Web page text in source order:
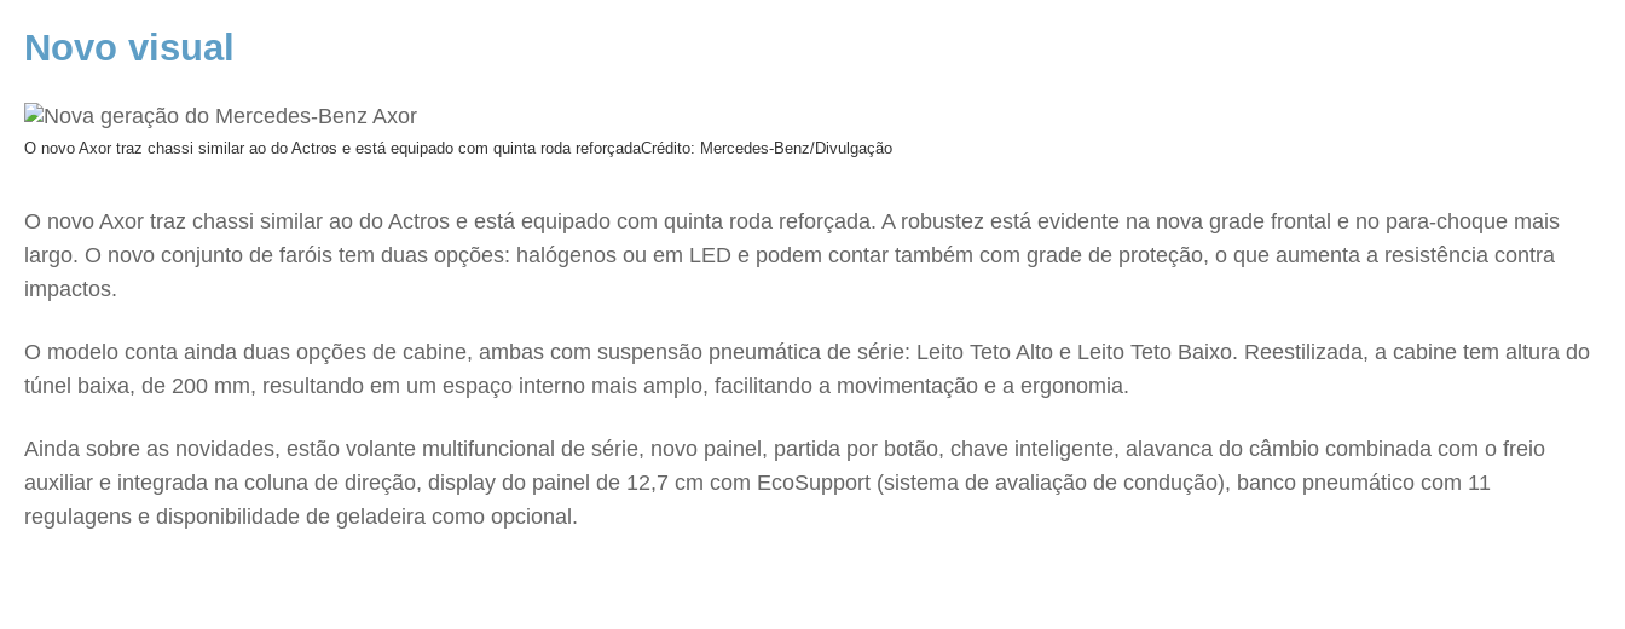
Novo visual
O novo Axor traz chassi similar ao do Actros e está equipado com quinta roda reforçadaCrédito: Mercedes-Benz/Divulgação
O novo Axor traz chassi similar ao do Actros e está equipado com quinta roda reforçada. A robustez está evidente na nova grade frontal e no para-choque mais
largo. O novo conjunto de faróis tem duas opções: halógenos ou em LED e podem contar também com grade de proteção, o que aumenta a resistência contra
impactos.
O modelo conta ainda duas opções de cabine, ambas com suspensão pneumática de série: Leito Teto Alto e Leito Teto Baixo. Reestilizada, a cabine tem altura do
túnel baixa, de 200 mm, resultando em um espaço interno mais amplo, facilitando a movimentação e a ergonomia.
Ainda sobre as novidades, estão volante multifuncional de série, novo painel, partida por botão, chave inteligente, alavanca do câmbio combinada com o freio
auxiliar e integrada na coluna de direção, display do painel de 12,7 cm com EcoSupport (sistema de avaliação de condução), banco pneumático com 11
regulagens e disponibilidade de geladeira como opcional.